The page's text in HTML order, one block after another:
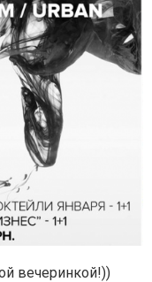
вечеринкой!))